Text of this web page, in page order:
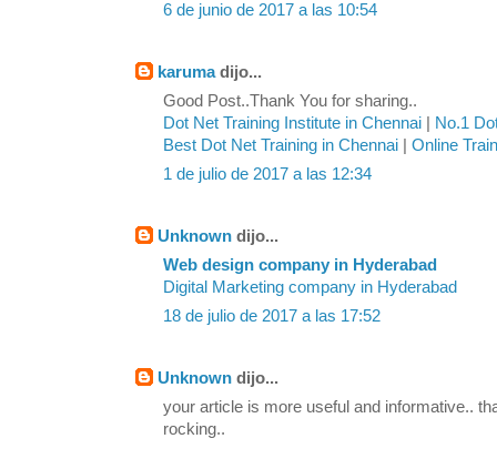
6 de junio de 2017 a las 10:54
karumadijo...
Good Post..Thank You for sharing..
Dot Net Training Institute in Chennai
No.1
Best Dot Net Training in Chennai
Online
1 de julio de 2017 a las 12:34
Unknown dijo...
Web design company in Hyderabad
Digital Marketing company in Hyderabad
18 de julio de 2017 a las 17:52
Unknown dijo...
your article is more useful and informative..
rocking..